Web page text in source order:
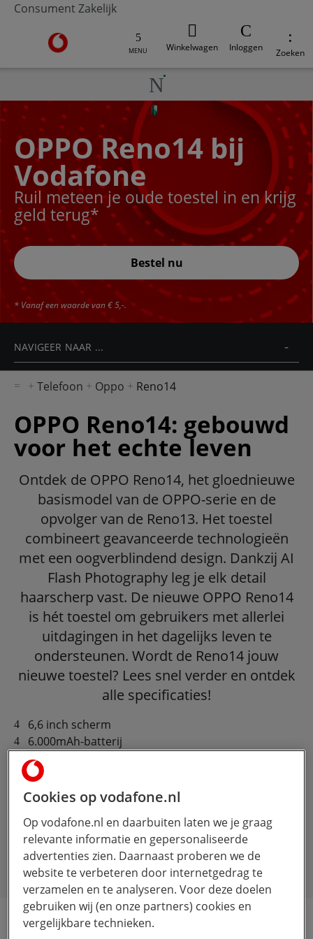
Consument Zakelijk
Ga naar de Vodafone homepage
MENU Winkelwagen Inloggen Zoeken
OPPO Reno14 bij
Vodafone
Ruil meteen je oude toestel in en krijg
geld terug*
Bestel nu
* Vanaf een waarde van € 5,-.
NAVIGEER NAAR ...
Telefoon Oppo Reno14
OPPO Reno14: gebouwd
voor het echte leven
Ontdek de OPPO Reno14, het gloednieuwe
basismodel van de OPPO-serie en de
opvolger van de Reno13. Het toestel
combineert geavanceerde technologieën
met een oogverblindend design. Dankzij AI
Flash Photography leg je elk detail
haarscherp vast. De nieuwe OPPO Reno14
is hét toestel om gebruikers met allerlei
uitdagingen in het dagelijks leven te
ondersteunen. Wordt de Reno14 jouw
nieuwe toestel? Lees snel verder en ontdek
alle specificaties!
6,6 inch scherm
6.000mAh-batterij
AI Flash Photography
MediaTek Dimensity 8350
Geselecteerde apparaat en sim-only ID's voor
carrousel zijn niet op voorraad
Cookies op vodafone.nl
Op vodafone.nl en daarbuiten laten we je graag
relevante informatie en gepersonaliseerde
advertenties zien. Daarnaast proberen we de
website te verbeteren door internetgedrag te
verzamelen en te analyseren. Voor deze doelen
gebruiken wij (en onze partners) cookies en
vergelijkbare technieken.